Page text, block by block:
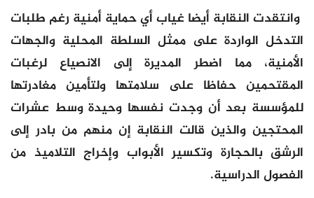
وانتقدت النقابة أيضا غياب أي حماية أمنية رغم طلبات
التدخل الواردة على ممثل السلطة المحلية والجهات
الأمنية، مما اضطر المديرة إلى الانصياع لرغبات
المقتحمين حفاظا على سلامتها ولتأمين مغادرتها
للمؤسسة بعد أن وجدت نفسها وحيدة وسط عشرات
المحتجين والذين قالت النقابة إن منهم من بادر إلى
الرشق بالحجارة وتكسير الأبواب وإخراج التلاميذ من
الفصول الدراسية.